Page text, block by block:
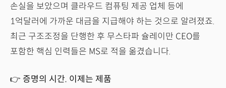
손실을 보았으며 클라우드 컴퓨팅 제공 업체 등에
1억달러에 가까운 대금을 지급해야 하는 것으로 알려졌죠.
최근 구조조정을 단행한 후 무스타파 슐레이만 CEO를
포함한 핵심 인력들은 MS로 적을 옮겼습니다.
👉 증명의 시간. 이제는 제품